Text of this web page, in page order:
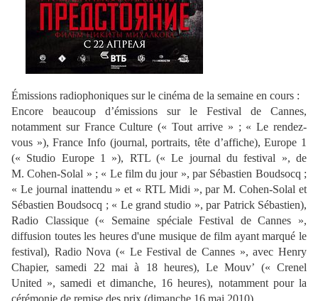
Émissions radiophoniques sur le cinéma de la semaine en cours :
Encore beaucoup d’émissions sur le Festival de Cannes,
notamment sur France Culture (« Tout arrive » ; « Le rendez-
vous »), France Info (journal, portraits, tête d’affiche), Europe 1
(« Studio Europe 1 »), RTL (« Le journal du festival », de
M. Cohen-Solal » ; « Le film du jour », par Sébastien Boudsocq ;
« Le journal inattendu » et « RTL Midi », par M. Cohen-Solal et
Sébastien Boudsocq ; « Le grand studio », par Patrick Sébastien),
Radio Classique (« Semaine spéciale Festival de Cannes »,
diffusion toutes les heures d'une musique de film ayant marqué le
festival), Radio Nova (« Le Festival de Cannes », avec Henry
Chapier, samedi 22 mai à 18 heures), Le Mouv’ (« Crenel
United », samedi et dimanche, 16 heures), notamment pour la